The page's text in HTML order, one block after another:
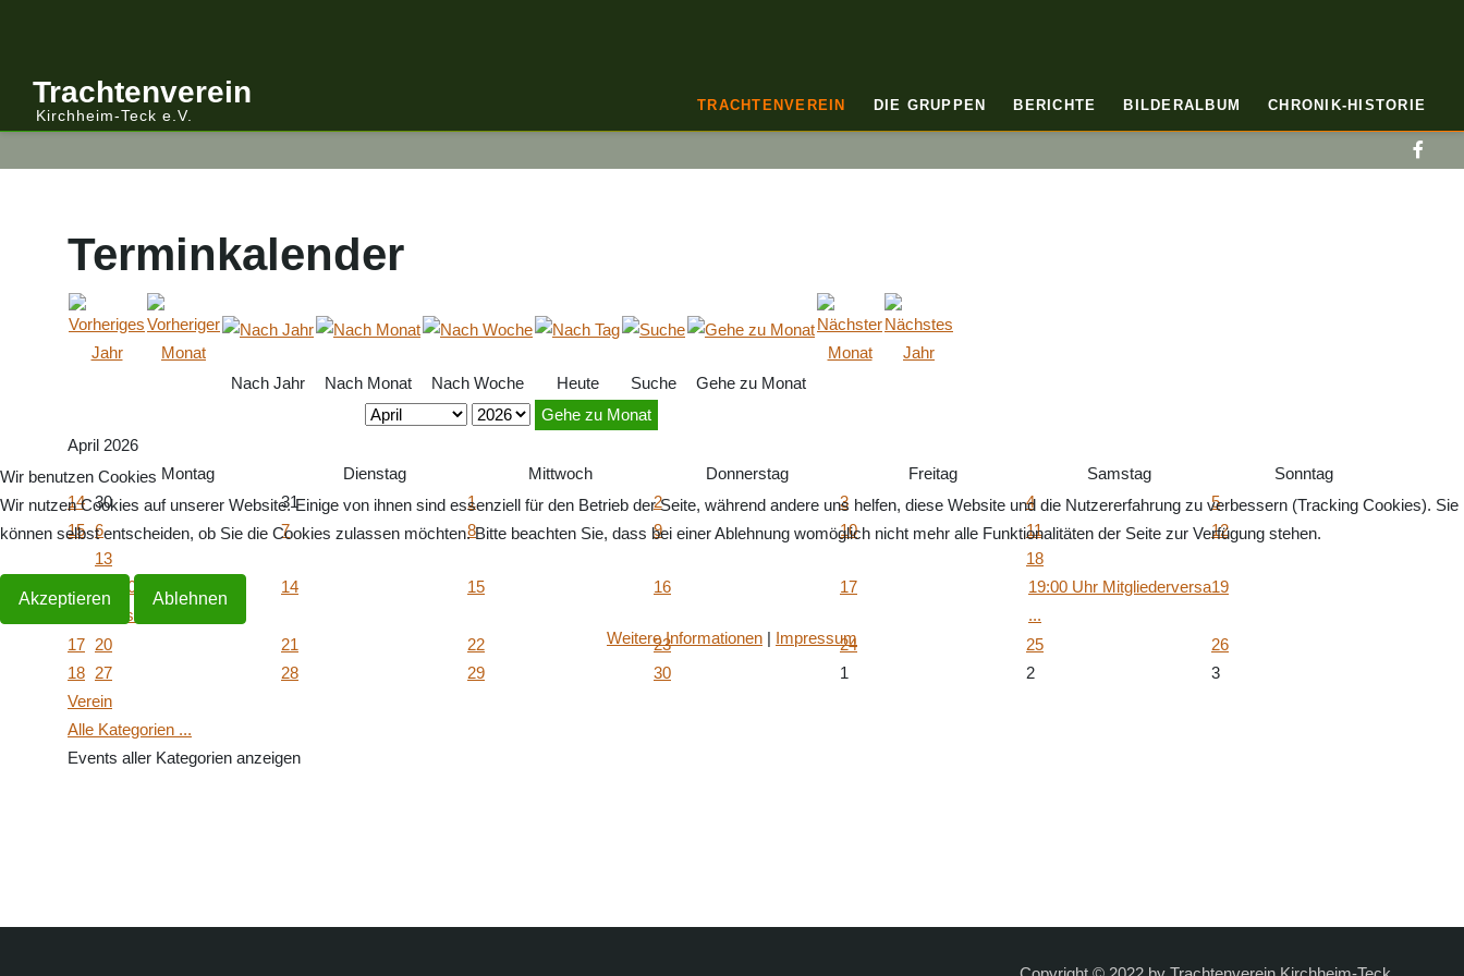
Trachtenverein
Kirchheim-Teck e.V.
TRACHTENVEREIN DIE GRUPPEN BERICHTE BILDERALBUM CHRONIK-HISTORIE
Terminkalender
Nach Jahr Nach Monat Nach Woche Heute Suche
Gehe zu Monat
Gehe zu Monat
April 2026
Montag
Dienstag Mittwoch Donnerstag Freitag Samstag
Sonntag
14 30 31 1 2 3 4
5
15 6 7 8 9 10 11 12
13
19:00 Uhr
Ausschußsitzung ...
14 15 16 17
18
19:00 Uhr Mitgliederversa
...
19
17 20 21 22 23 24 25
26
18 27 28 29 30 1 2
3
Verein
Alle Kategorien ...
Events aller Kategorien anzeigen
Wir benutzen Cookies
Wir nutzen Cookies auf unserer Website. Einige von ihnen sind essenziell für den Betrieb der Seite, während andere uns helfen, diese Website und die Nutzererfahrung zu verbessern (Tracking Cookies). Sie
können selbst entscheiden, ob Sie die Cookies zulassen möchten. Bitte beachten Sie, dass bei einer Ablehnung womöglich nicht mehr alle Funktionalitäten der Seite zur Verfügung stehen.
Akzeptieren Ablehnen
Weitere Informationen | Impressum
Anmelden/Abmelden
Gebirgstracht
Berichte Vereinsleitung